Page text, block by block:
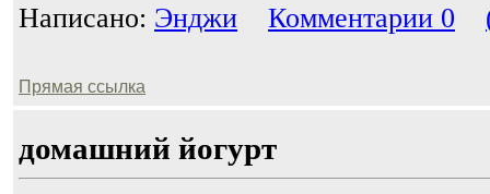
Написано: Энджи Комментарии 0
Прямая ссылка
домашний йогурт